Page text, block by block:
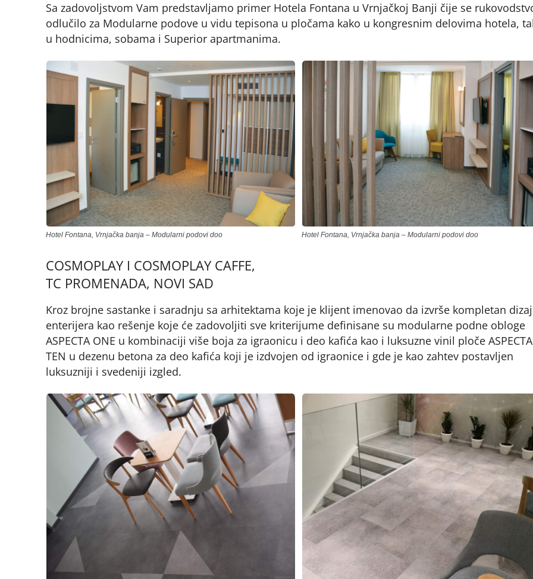
Sa zadovoljstvom Vam predstavljamo primer Hotela Fontana u Vrnjačkoj Banji čije se
odlučilo za Modularne podove u vidu tepisona u pločama kako u kongresnim delovima hotela,
u hodnicima, sobama i Superior apartmanima.
Hotel Fontana, Vrnjačka banja – Modularni podovi doo Hotel Fontana, Vrnjačka banja – Modularni podovi doo
COSMOPLAY I COSMOPLAY CAFFE,
TC PROMENADA, NOVI SAD
Kroz brojne sastanke i saradnju sa arhitektama koje je klijent imenovao da izvrše kompletan
enterijera kao rešenje koje će zadovoljiti sve kriterijume definisane su modularne podne obloge
ASPECTA ONE u kombinaciji više boja za igraonicu i deo kafića kao i luksuzne vinil ploče ASPECTA
TEN u dezenu betona za deo kafića koji je izdvojen od igraonice i gde je kao zahtev postavljen
luksuzniji i svedeniji izgled.